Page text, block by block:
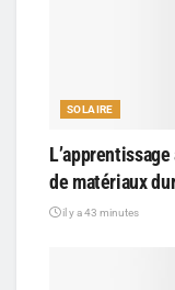
SOLAIRE
de matériaux
il y a 43 minutes